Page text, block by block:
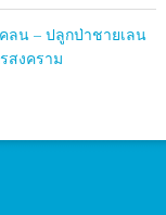
ลน – ปลูกป่าชายเลน
สงคราม